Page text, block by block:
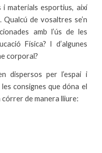
i materials esportius, així
Qualcú de vosaltres se’n
amb l’ús de les
Física? I d’algunes
corporal?
dispersos per l’espai i
consignes que dóna el
de manera lliure: